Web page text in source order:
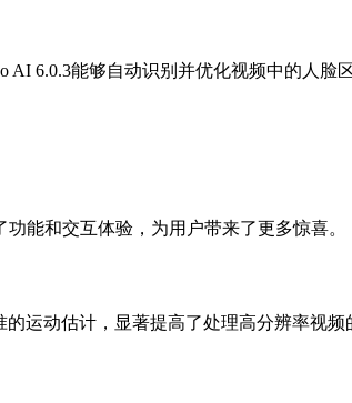
AI 6.0.3能够自动识别并优化视频中的人脸
和交互体验，为用户带来了更多惊喜。
运动估计，显著提高了处理高分辨率视频